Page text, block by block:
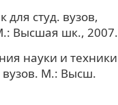
студ. вузов,
Высшая шк., 2007.
науки и техники
вузов. М.: Высш.